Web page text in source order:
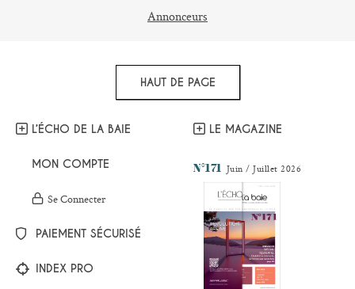
Annonceurs
HAUT DE PAGE
L’ÉCHO DE LA BAIE
MON COMPTE
Se Connecter
PAIEMENT SÉCURISÉ
INDEX PRO
LE MAGAZINE
N°171 Juin / Juillet 2026